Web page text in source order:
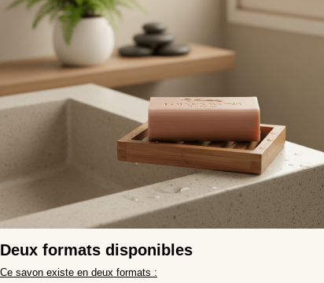
Deux formats disponibles
Ce savon existe en deux formats :